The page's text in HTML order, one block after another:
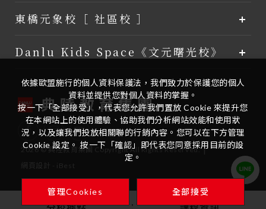
東橋元象校［ 社區校 ］
Danlu Kids Space《文元曙光校》
2026©典陸教育集團 CopyrightAll Rights Reserved. |
網頁設計 iBest
依據歐盟施行的個人資料保護法，我們致力於保護您的個人
資料並提供您對個人資料的掌握。
按一下「全部接受」，代表您允許我們置放 Cookie 來提升您
在本網站上的使用體驗、協助我們分析網站效能和使用狀
況，以及讓我們投放相關聯的行銷內容。您可以在下方管理
Cookie 設定。 按一下「確認」即代表您同意採用目前的設
定。
管理Cookies 全部接受